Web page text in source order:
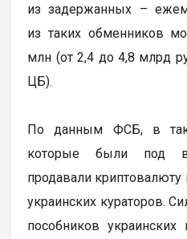
из задержанных –
из таких обменников
млн (от 2,4 до 4,8 млрд
ЦБ).
По данным ФСБ, в
которые были под
продавали криптовалюту
украинских кураторов.
пособников